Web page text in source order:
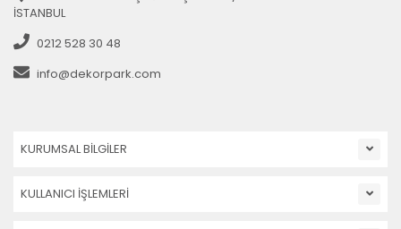
İSTANBUL
0212 528 30 48
info@dekorpark.com
KURUMSAL BİLGİLER
KULLANICI İŞLEMLERİ